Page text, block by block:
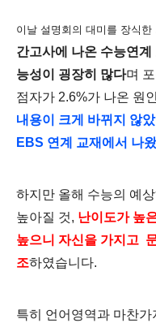
이날 설명회의 대미를 장식
간고사에 나온 수능연
능성이 굉장히 많다며
점자가 2.6%가 나온 원
내용이 크게 바뀌지 않
EBS 연계 교재에서 나
하지만 올해 수능의 예
높아질 것, 난이도가 높
높으니 자신을 가지고
조하였습니다.
특히 언어영역과 마찬가